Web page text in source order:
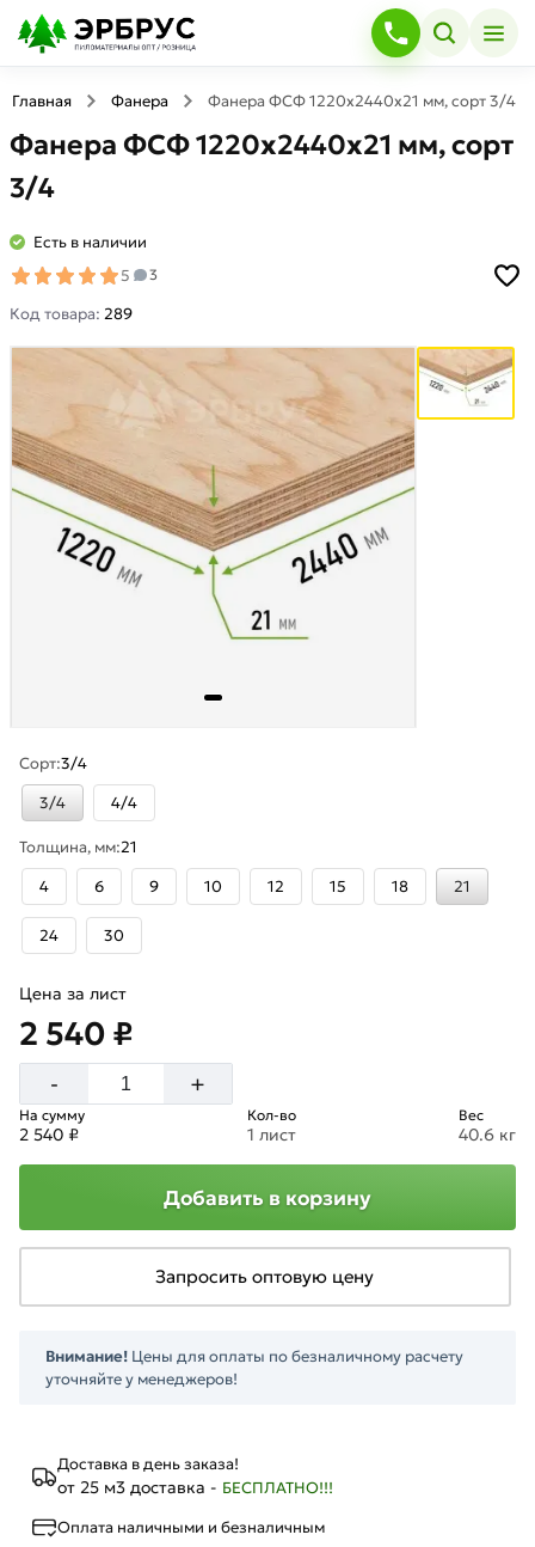
Главная Фанера Фанера ФСФ 1220х2440х21 мм, сорт 3/4
Фанера ФСФ 1220х2440х21 мм, сорт
3/4
Есть в наличии
5
3
Код товара: 289
Сорт:3/4
3/4
4/4
Толщина, мм:21
4
6 9 10 12 15 18 21
24 30
Доставка в день заказа!
от 25 м3 доставка - БЕСПЛАТНО!!!
Оплата наличными и безналичным
Цена за лист
2 540 ₽
- +
На сумму
2 540 ₽
Кол-во
1 лист
Вес
40.6 кг
Добавить в корзину
Запросить оптовую цену
Внимание! Цены для оплаты по безналичному расчету
уточняйте у менеджеров!